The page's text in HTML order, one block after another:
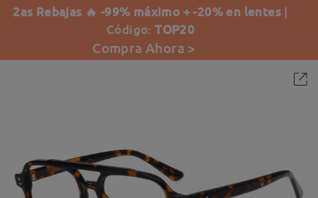
2as Rebajas 🔥 -99% máximo + -20% en lentes |
Código:TOP20
Compra Ahora >